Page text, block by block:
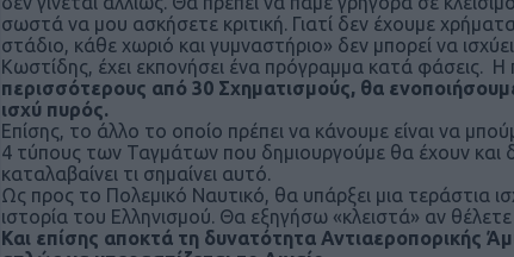
σωστά να μου ασκήσετε κριτική. Γιατί δεν έχουμε
στάδιο, κάθε χωριό και γυμναστήριο» δεν μπορεί να
Κωστίδης, έχει εκπονήσει ένα πρόγραμμα κατά φάσεις.
περισσότερους από 30 Σχηματισμούς, θα
ισχύ πυρός.
Επίσης, το άλλο το οποίο πρέπει να κάνουμε είναι να
4 τύπους των Ταγμάτων που δημιουργούμε θα έχουν και
καταλαβαίνει τι σημαίνει αυτό.
Ως προς το Πολεμικό Ναυτικό, θα υπάρξει μια τεράστια
ιστορία του Ελληνισμού. Θα εξηγήσω «κλειστά» αν θέλετε
Και επίσης αποκτά τη δυνατότητα Αντιαεροπορικής